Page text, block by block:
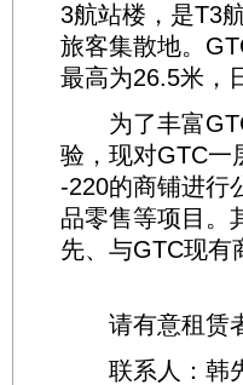
3航站楼，是T3
旅客集散地。
最高为26.5米，
为了丰富GTC
验，现对GTC一
-220的商铺进行
品零售等项目。
先、与GTC现有
请有意租赁者
联系人：韩